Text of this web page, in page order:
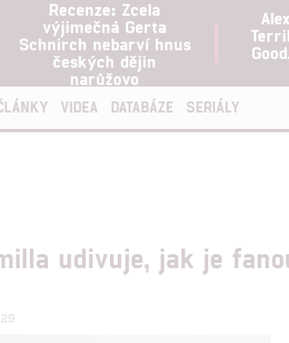
Recenze: Zcela
výjimečná Gerta
Schnirch nebarví hnus
českých dějin
narůžovo
VIDEA DATABÁZE SERIÁLY
udivuje, jak je